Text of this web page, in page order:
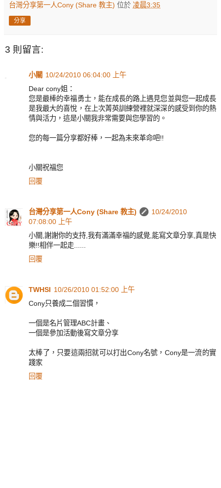
台灣分享第一人Cony (Share 教主) 位於 凌晨3:35
分享
3 則留言:
小關 10/24/2010 06:04:00 上午
Dear cony姐：
您是最棒的幸福勇士，能在成長的路上遇見您並與您一起成長
是我最大的喜悅，在上次菁英訓練營裡就深深的感受到你的熱
情與活力，這是小關我非常需要與您學習的。
您的每一篇分享都好棒，一起為未來革命吧!!
小關祝福您
回覆
台灣分享第一人Cony (Share 教主)
10/24/2010
07:08:00 上午
小關,謝謝你的支持,我有滿滿幸福的感覺,能寫文章分享,真是快
樂!!相伴一起走......
回覆
TWHSI 10/26/2010 01:52:00 上午
Cony只養成二個習慣，
一個是名片管理ABC計畫、
一個是參加活動後寫文章分享
太棒了，只要這兩招就可以打出Cony名號，Cony是一流的實
踐家
回覆